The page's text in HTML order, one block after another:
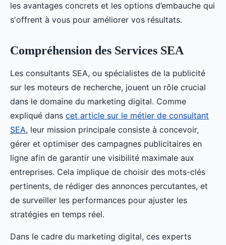
les avantages concrets et les options d’embauche qui
s'offrent à vous pour améliorer vos résultats.
Compréhension des Services SEA
Les consultants SEA, ou spécialistes de la publicité
sur les moteurs de recherche, jouent un rôle crucial
dans le domaine du marketing digital. Comme
expliqué dans cet article sur le métier de consultant
SEA, leur mission principale consiste à concevoir,
gérer et optimiser des campagnes publicitaires en
ligne afin de garantir une visibilité maximale aux
entreprises. Cela implique de choisir des mots-clés
pertinents, de rédiger des annonces percutantes, et
de surveiller les performances pour ajuster les
stratégies en temps réel.
Dans le cadre du marketing digital, ces experts